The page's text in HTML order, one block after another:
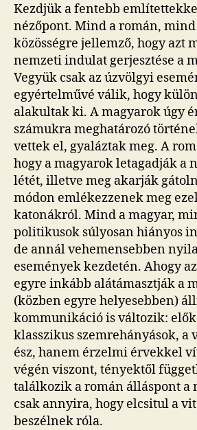
Kezdjük a fentebb
nézőpont. Mind a román,
közösségre jellemző, hogy azt
nemzeti indulat gerjesztése a
Vegyük csak az úzvölgyi
egyértelművé válik, hogy
alakultak ki. A magyarok úgy
számukra meghatározó
vettek el, gyaláztak meg. A
hogy a magyarok letagadják a
létét, illetve meg akarják
módon emlékezzenek meg
katonákról. Mind a magyar,
politikusok súlyosan hiányos
de annál vehemensebben
események kezdetén. Ahogy
egyre inkább alátámasztják a
(közben egyre helyesebben)
kommunikáció is változik:
klasszikus szemrehányások, a
ész, hanem érzelmi érvekkel
végén viszont, tényektől
találkozik a román álláspont a
csak annyira, hogy elcsitul a
beszélnek róla.